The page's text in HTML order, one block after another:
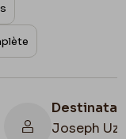
Joseph